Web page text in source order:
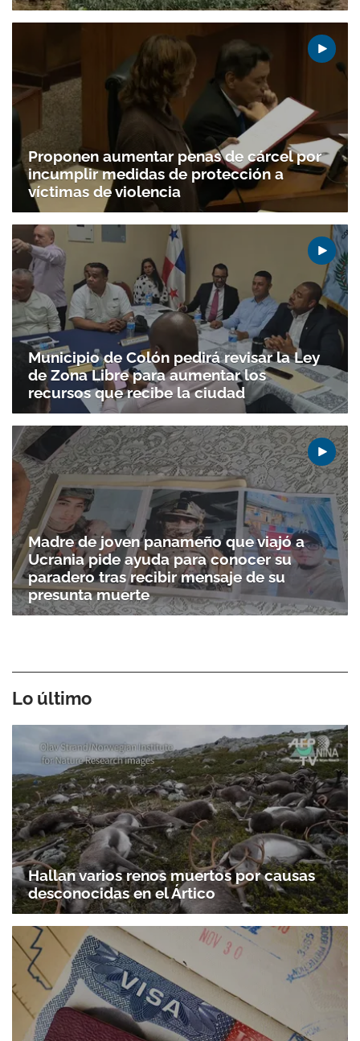
Gracias por suscribirte a nuestro boletín.
Proponen aumentar penas de cárcel por
incumplir medidas de protección a
víctimas de violencia
Municipio de Colón pedirá revisar la Ley
de Zona Libre para aumentar los
recursos que recibe la ciudad
Madre de joven panameño que viajó a
Ucrania pide ayuda para conocer su
paradero tras recibir mensaje de su
presunta muerte
Lo último
Hallan varios renos muertos por causas
desconocidas en el Ártico